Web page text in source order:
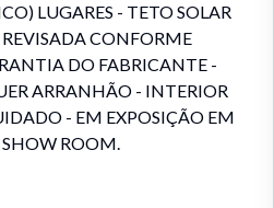
LUGARES - TETO SOLAR
CONFORME
DO FABRICANTE -
ARRANHÃO - INTERIOR
- EM EXPOSIÇÃO EM
SHOW ROOM.